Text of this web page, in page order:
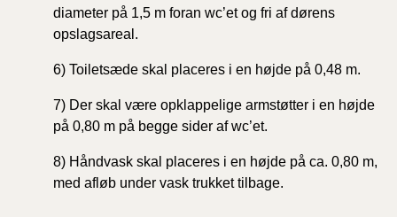
diameter på 1,5 m foran wc’et og fri af dørens
opslagsareal.
6) Toiletsæde skal placeres i en højde på 0,48 m.
7) Der skal være opklappelige armstøtter i en højde
på 0,80 m på begge sider af wc’et.
8) Håndvask skal placeres i en højde på ca. 0,80 m,
med afløb under vask trukket tilbage.